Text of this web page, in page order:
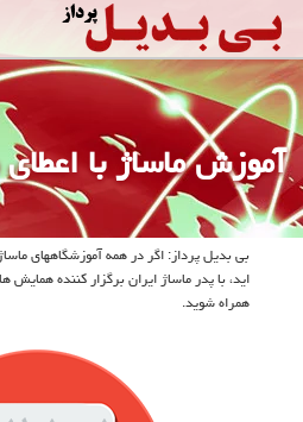
آموزش ماساژ با
بی بدیل پرداز: اگر در همه آموزشگاههای
اید، با پدر ماساژ ایران برگزار كننده همایش
همراه شوید.